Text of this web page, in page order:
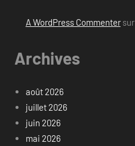
A WordPress Commentersur
Archives
août 2026
juillet 2026
juin 2026
mai 2026